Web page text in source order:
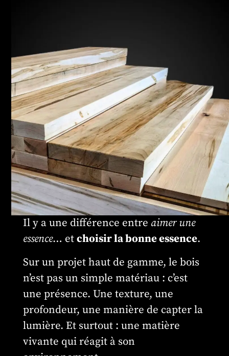
Il y a une différence entre aimer une
essence… etchoisir la bonne essence.
Sur un projet haut de gamme, le bois
n’est pas un simple matériau : c’est
une présence. Une texture, une
profondeur, une manière de capter la
lumière. Et surtout : une matière
vivante qui réagit à son